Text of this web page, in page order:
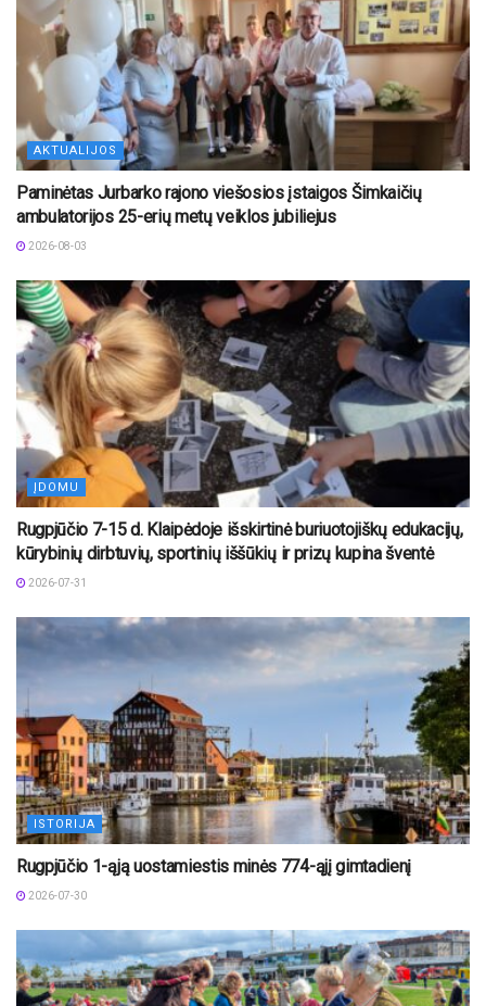
AKTUALIJOS
Paminėtas Jurbarko rajono viešosios įstaigos Šimkaičių
ambulatorijos 25-erių metų veiklos jubiliejus
2026-08-03
ĮDOMU
Rugpjūčio 7-15 d. Klaipėdoje išskirtinė buriuotojiškų edukacijų,
kūrybinių dirbtuvių, sportinių iššūkių ir prizų kupina šventė
2026-07-31
ISTORIJA
Rugpjūčio 1-ąją uostamiestis minės 774-ąjį gimtadienį
2026-07-30